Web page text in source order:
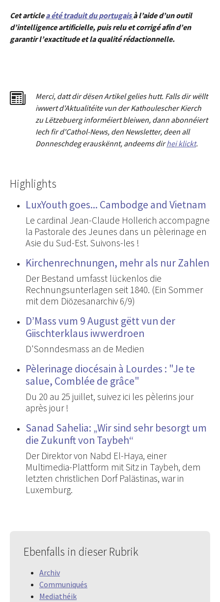
Cet articlea été traduit du portugaisà l’aide d’un outil
d’intelligence artificielle, puis relu et corrigé afin d’en
garantir l’exactitude et la qualité rédactionnelle.
Merci, dattdir dësen Artikel gelies hutt. Falls dir wëllt
iwwert d'Aktualitéite vun der Kathoulescher Kierch
zu Lëtzebuerg informéiert bleiwen, dann abonnéiert
Iech fir d'Cathol-News, den Newsletter, deen all
Donneschdeg erauskënnt, andeems dirhei klickt.
Highlights
LuxYouth goes... Cambodge and Vietnam
Le cardinal Jean-Claude Hollerich accompagne
la Pastorale des Jeunes dans un pèlerinage en
Asie du Sud-Est. Suivons-les !
Kirchenrechnungen, mehr als nur Zahlen
Der Bestand umfasst lückenlos die
Rechnungsunterlagen seit 1840. (Ein Sommer
mit dem Diözesanarchiv 6/9)
D’Mass vum 9 August gëtt vun der
Giischterklaus iwwerdroen
D'Sonndesmass an de Medien
Pèlerinage diocésain à Lourdes : "Je te
salue, Comblée de grâce"
Du 20 au 25 juillet, suivez ici les pèlerins jour
après jour !
Sanad Sahelia: „Wir sind sehr besorgt um
die Zukunft von Taybeh“
Der Direktor von Nabd El-Haya, einer
Multimedia-Plattform mit Sitz in Taybeh, dem
letzten christlichen Dorf Palästinas, war in
Luxemburg.
Ebenfalls in dieser Rubrik
Archiv
Communiqués
Mediathéik